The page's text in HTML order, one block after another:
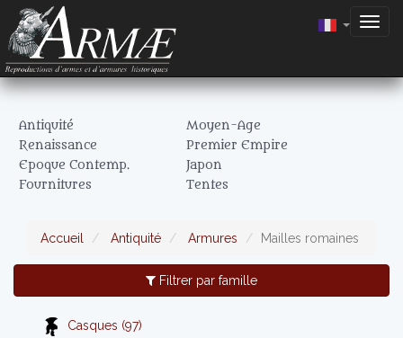
Antiquité
Moyen-Age
Renaissance
Premier Empire
Epoque Contemp.
Japon
Fournitures
Tentes
Accueil Antiquité Armures Mailles romaines
Filtrer par famille
Casques (97)